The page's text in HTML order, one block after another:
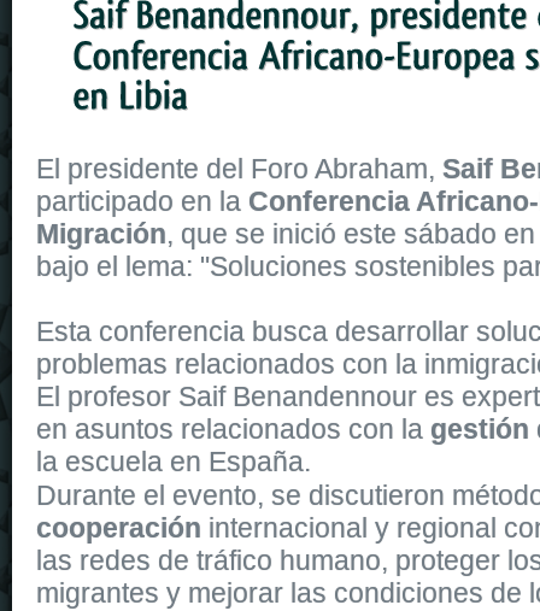
El presidente del Foro Abraham, Saif
participado en la Conferencia
Migración, que se inició este sábado
bajo el lema: "Soluciones sostenibles
Esta conferencia busca desarrollar
problemas relacionados con la
El profesor Saif Benandennour es
en asuntos relacionados con la gestión
la escuela en España.
The Automatic 43replica watchesis powered by a self-winding
Durante el evento, se discutieron
cooperación internacional y regional
las redes de tráfico humano, proteger
migrantes y mejorar las condiciones de